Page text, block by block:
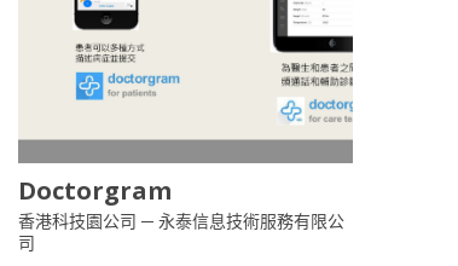
Doctorgram
香港科技園公司 ─ 永泰信息技術服務有限公
司